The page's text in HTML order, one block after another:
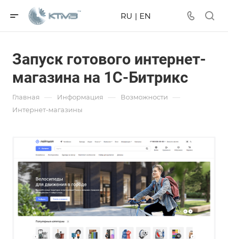
RU | EN
Запуск готового интернет-
магазина на 1С-Битрикс
Главная — Информация — Возможности —
Интернет-магазины